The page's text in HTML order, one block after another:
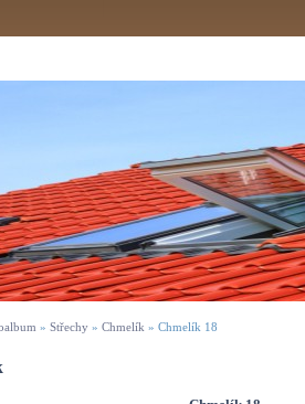
» Střechy » Chmelík » Chmelík 18